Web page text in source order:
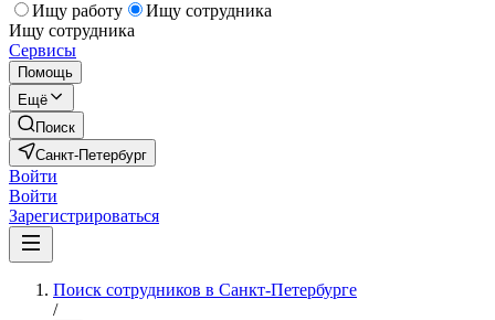
Ищу работу
Ищу сотрудника
Ищу сотрудника
Сервисы
Помощь
Ещё
Поиск
Санкт-Петербург
Войти
Войти
Зарегистрироваться
Поиск сотрудников в Санкт-Петербурге
/